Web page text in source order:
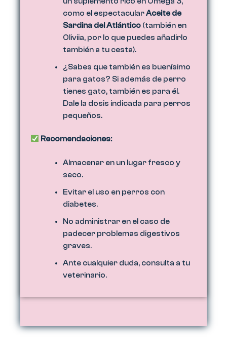
como el espectacularAceite de
Sardina del Atlántico(también en
Oliviia, por lo que puedes añadirlo
también a tu cesta).
¿Sabes que también es buenísimo
para gatos? Si además de perro
tienes gato, también es para él.
Dale la dosis indicada para perros
pequeños.
Recomendaciones:
Almacenar en un lugar fresco y
seco.
Evitar el uso en perros con
diabetes.
No administrar en el caso de
padecer problemas digestivos
graves.
Ante cualquier duda, consulta a tu
veterinario.